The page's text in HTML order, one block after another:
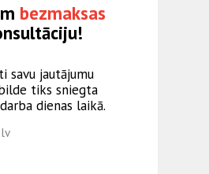
bezmaksas
savu jautājumu
tiks sniegta
dienas laikā.